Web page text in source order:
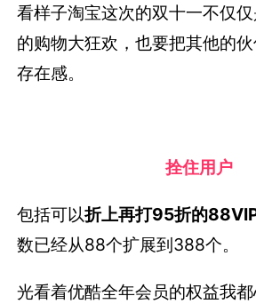
看样子淘宝这次的双十一不仅
的购物大狂欢，也要把其他的
存在感。
拴住用户
包括可以折上再打95折的
数已经从88个扩展到388个。
光看着优酷全年会员的权益我都